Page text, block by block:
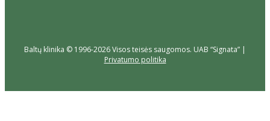
Baltų klinika © 1996-2026 Visos teisės saugomos. UAB “Signata” |
Privatumo politika